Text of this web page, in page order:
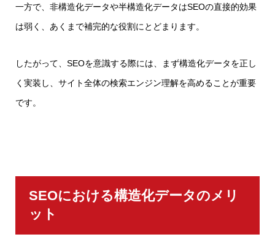
一方で、非構造化データや半構造化データはSEOの直接的効果
は弱く、あくまで補完的な役割にとどまります。
したがって、SEOを意識する際には、まず構造化データを正し
く実装し、サイト全体の検索エンジン理解を高めることが重要
です。
SEOにおける構造化データのメリ
ット